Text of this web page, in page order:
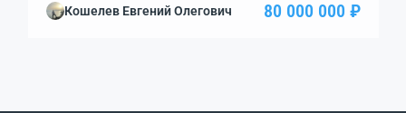
м2) Газ, вода, канализация, все точки подключения
Кошелев Евгений Олегович 80 000 000 ₽